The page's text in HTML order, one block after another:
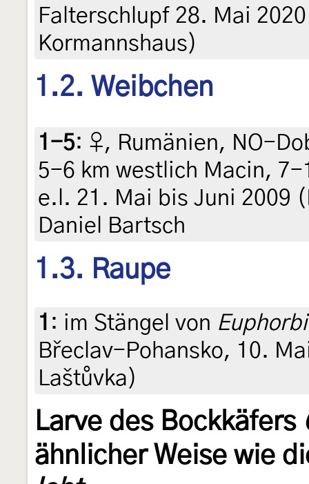
Falterschlupf 28. Mai
Kormannshaus)
1.2. Weibchen
1-5: ♀, Rumänien, NO-
5-6 km westlich Macin,
e.l. 21. Mai bis Juni 2009
Daniel Bartsch
1.3. Raupe
1 : im Stängel von
Břeclav-Pohansko, 10.
Laštůvka)
Larve des Bockkäfers
ähnlicher Weise wie